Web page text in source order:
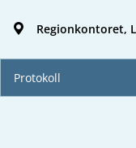
Regionkontoret,
Protokoll